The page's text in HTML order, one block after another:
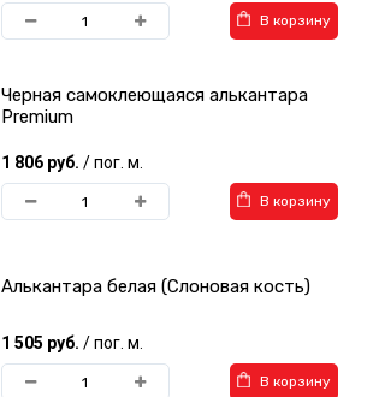
В корзину
Черная самоклеющаяся алькантара
Premium
1 806 руб. / пог. м.
В корзину
Алькантара белая (Слоновая кость)
1 505 руб. / пог. м.
В корзину